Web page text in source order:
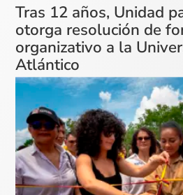
Tras 12 años, Unidad
otorga resolución de
organizativo a la
Atlántico